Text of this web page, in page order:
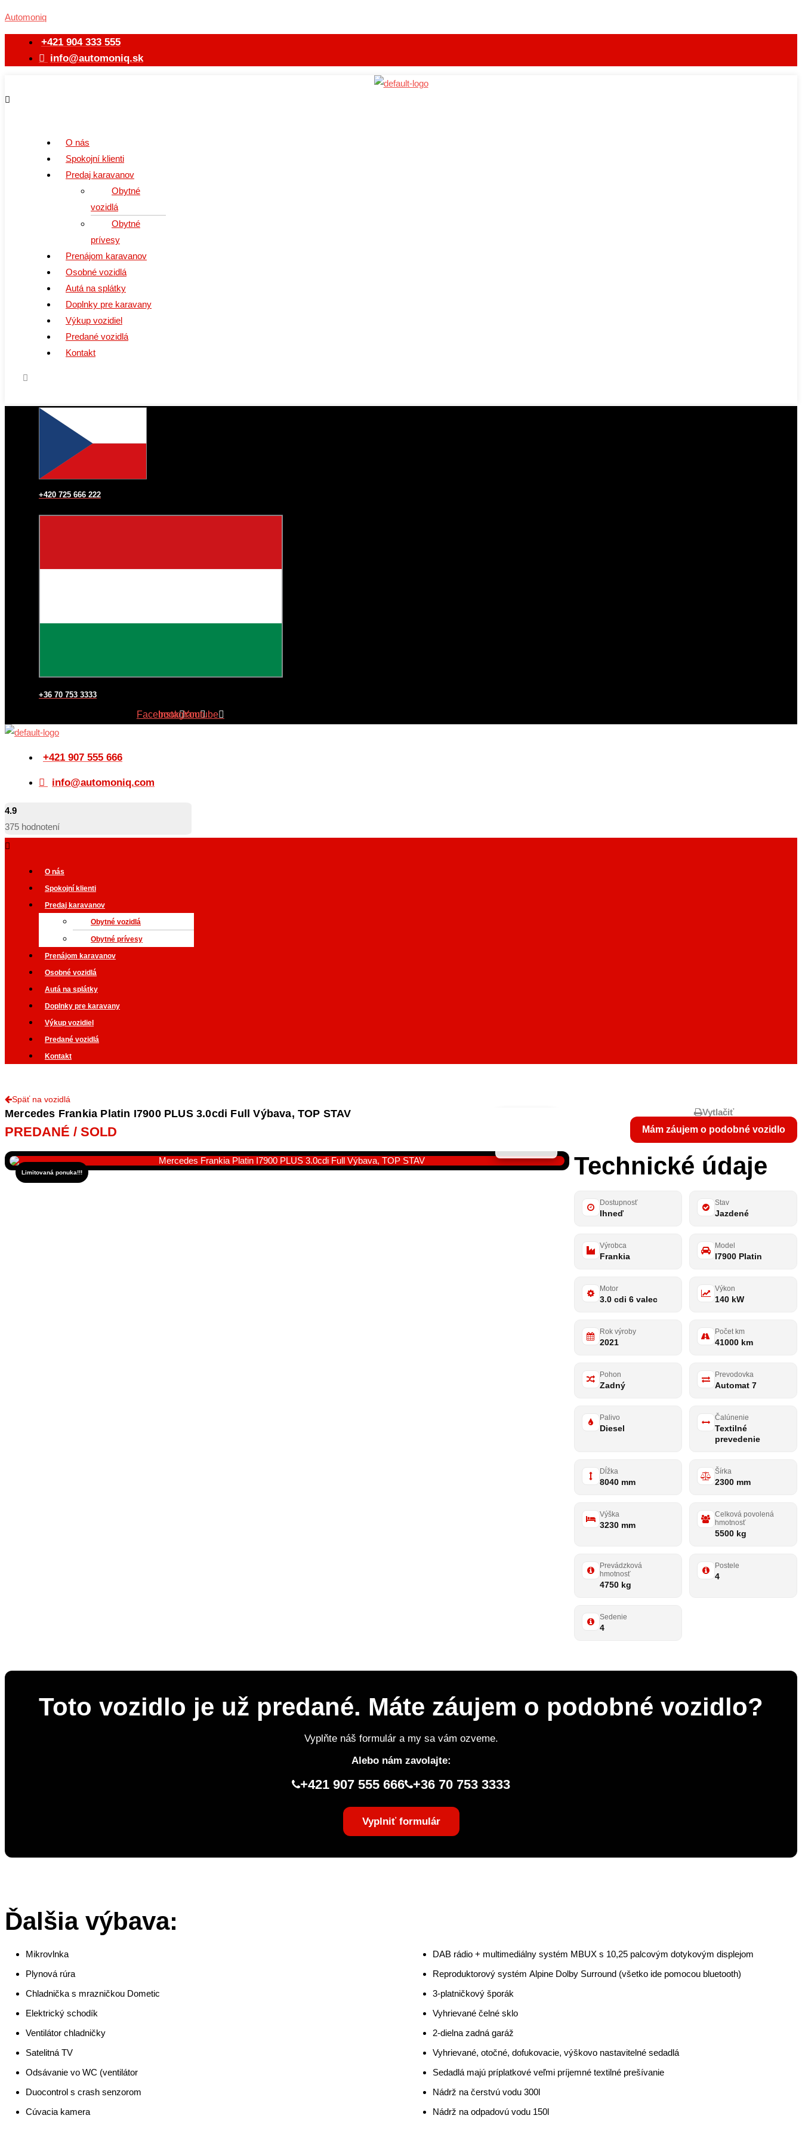
na
Automoniq
+421 904 333 555
info@automoniq.sk
O nás
Spokojní klienti
Predaj karavanov
Obytné
vozidlá
Obytné
prívesy
Prenájom karavanov
Osobné vozidlá
Autá na splátky
Doplnky pre karavany
Výkup vozidiel
Predané vozidlá
Kontakt
+420 725 666 222
+36 70 753 3333
FacebookInstagramYoutube
+421 907 555 666
info@automoniq.com
4.9
375 hodnotení
Menu
O nás
Spokojní klienti
Predaj karavanov
Obytné vozidlá
Obytné prívesy
Prenájom karavanov
Osobné vozidlá
Autá na splátky
Doplnky pre karavany
Výkup vozidiel
Predané vozidlá
Kontakt
Späť na vozidlá
Mercedes Frankia Platin I7900 PLUS 3.0cdi Full Výbava, TOP STAV
PREDANÉ / SOLD
Vytlačiť
Mám záujem o podobné vozidlo
Limitovaná ponuka!!! Technické údaje
Dostupnosť
Ihneď
Stav
Jazdené
Výrobca
Frankia
Model
I7900 Platin
Motor
3.0 cdi 6 valec
Výkon
140 kW
Rok výroby
2021
Počet km
41000 km
Pohon
Zadný
Prevodovka
Automat 7
Palivo
Diesel
Čalúnenie
Textilné
prevedenie
Dĺžka
8040 mm
Šírka
2300 mm
Výška
3230 mm
Celková povolená
hmotnosť
5500 kg
Prevádzková
hmotnosť
4750 kg
Postele
4
Sedenie
4
Toto vozidlo je už predané. Máte záujem o podobné vozidlo?
Vyplňte náš formulár a my sa vám ozveme.
Alebo nám zavolajte:
+421 907 555 666 +36 70 753 3333
Vyplniť formulár
Ďalšia výbava:
Mikrovlnka
Plynová rúra
Chladnička s mrazničkou Dometic
Elektrický schodík
Ventilátor chladničky
Satelitná TV
Odsávanie vo WC (ventilátor
Duocontrol s crash senzorom
Cúvacia kamera
DAB rádio + multimediálny systém MBUX s 10,25 palcovým dotykovým displejom
Reproduktorový systém Alpine Dolby Surround (všetko ide pomocou bluetooth)
3-platničkový šporák
Vyhrievané čelné sklo
2-dielna zadná garáž
Vyhrievané, otočné, dofukovacie, výškovo nastavitelné sedadlá
Sedadlá majú príplatkové veľmi príjemné textilné prešívanie
Nádrž na čerstvú vodu 300l
Nádrž na odpadovú vodu 150l